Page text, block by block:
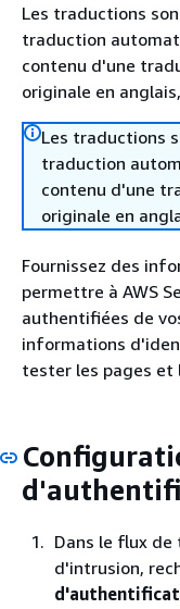
Les traductions
traduction
contenu d'une
originale en
Les traductions
traduction
contenu d'une
originale en
Fournissez des
permettre à AWS
authentifiées de
informations
tester les pages et
Dans le flux
d'intrusion,